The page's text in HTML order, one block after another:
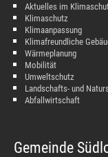
Aktuelles im
Klimaschutz
Klimaanpassung
Klimafreundliche
Wärmeplanung
Mobilität
Umweltschutz
Landschafts- und
Abfallwirtschaft
Gemeinde